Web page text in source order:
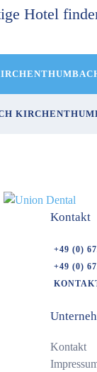
Hotel
Kontakt
+49 (0)
+49 (0)
Kontakt